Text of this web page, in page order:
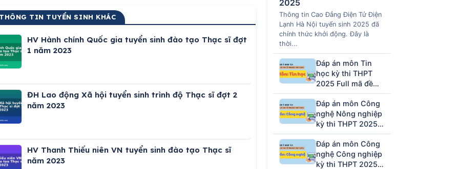
TIN TUYỂN SINH KHÁC
HV Hành chính Quốc gia tuyển sinh đào tạo Thạc sĩ đợt
1 năm 2023
ĐH Lao động Xã hội tuyển sinh trình độ Thạc sĩ đợt 2
năm 2023
HV Thanh Thiếu niên VN tuyển sinh đào tạo Thạc sĩ
năm 2023
2025
Thông tin Cao Đẳng Điện Tử Điện
Lạnh Hà Nội tuyển sinh 2025 đã
chính thức khởi động. Đây là
thời...
Đáp án môn Tin
học kỳ thi THPT
2025 Full mã đề
(tham khảo)
Đáp án môn Công
nghệ Nông nghiệp
kỳ thi THPT 2025
full mã đề (tham
khảo)
Đáp án môn Công
nghệ Công nghiệp
kỳ thi THPT 2025